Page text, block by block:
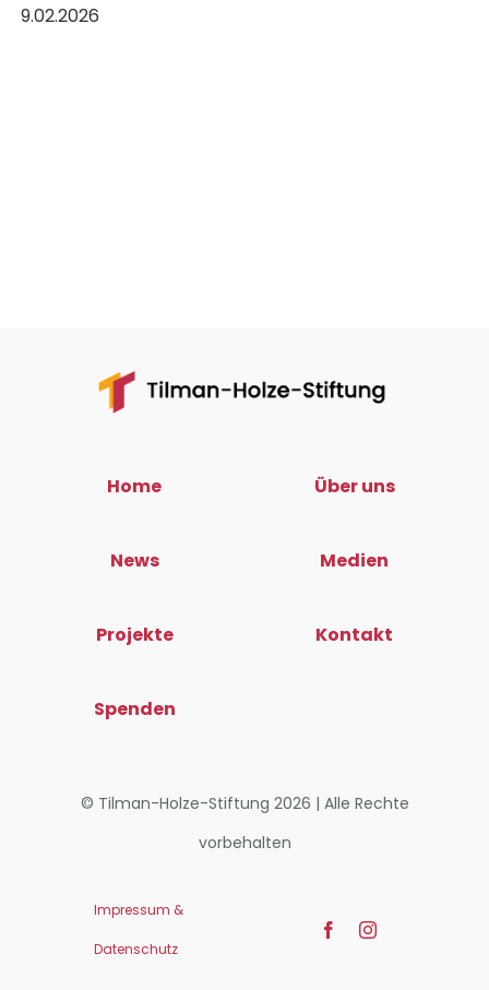
9.02.2026
Home
News
Projekte
Spenden
Über uns
Medien
Kontakt
© Tilman-Holze-Stiftung 2026 | Alle Rechte
vorbehalten
Impressum &
Datenschutz